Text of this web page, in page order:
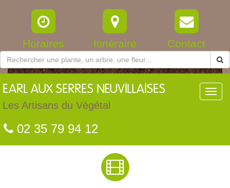
Horaires Itinéraire Contact
EARL AUX SERRES NEUVILLAISES
Les Artisans du Végétal
02 35 79 94 12